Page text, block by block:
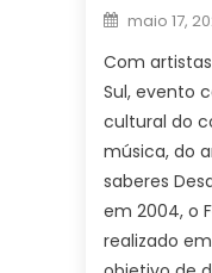
Posted
on
maio 17,
Com
Sul, evento
cultural do
música, do
saberes
em 2004, o
realizado